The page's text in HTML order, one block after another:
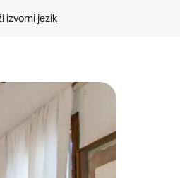
izvorni jezik